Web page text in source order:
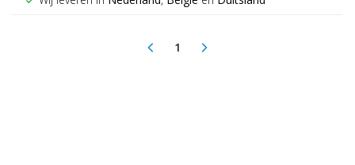
arrow_back_ios 1(current)
arrow_forward_ios